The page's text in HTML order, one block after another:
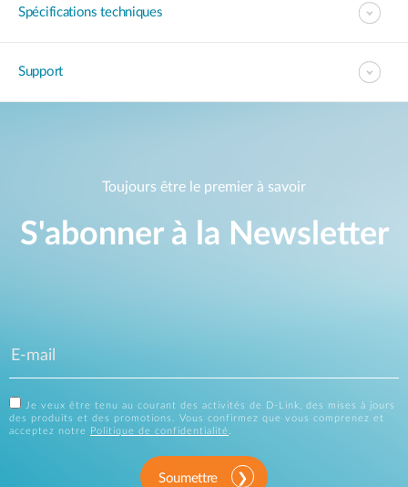
Spécifications techniques
Support
Toujours être le premier à savoir
S'abonner à la Newsletter
Je veux être tenu au courant des activités de D-Link, des mises à jours
des produits et des promotions. Vous confirmez que vous comprenez et
acceptez notre
Politique de confidentialité.
Soumettre